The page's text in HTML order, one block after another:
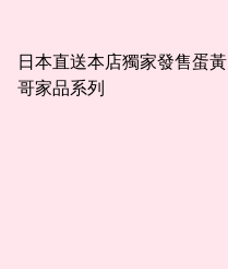
日本直送本店獨家發售蛋黃
哥家品系列